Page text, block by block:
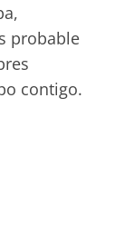
probable
contigo.